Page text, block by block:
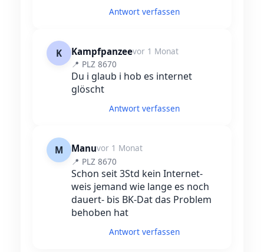
Antwort verfassen
K Kampfpanzeevor 1 Monat
📍 PLZ 8670
Du i glaub i hob es internet
glöscht
Antwort verfassen
M Manuvor 1 Monat
📍 PLZ 8670
Schon seit 3Std kein Internet-
weis jemand wie lange es noch
dauert- bis BK-Dat das Problem
behoben hat
Antwort verfassen